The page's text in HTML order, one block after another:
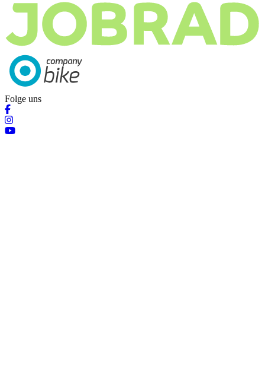
Folge uns